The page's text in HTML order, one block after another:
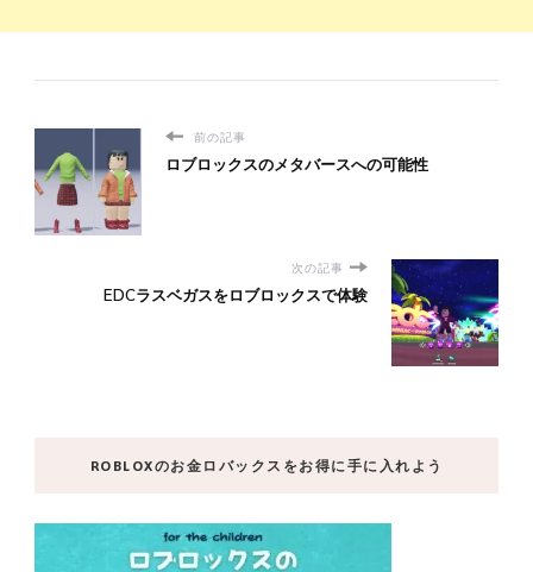
前の記事
ロブロックスのメタバースへの可能性
次の記事
EDCラスベガスをロブロックスで体験
ROBLOXのお金ロバックスをお得に手に入れよう